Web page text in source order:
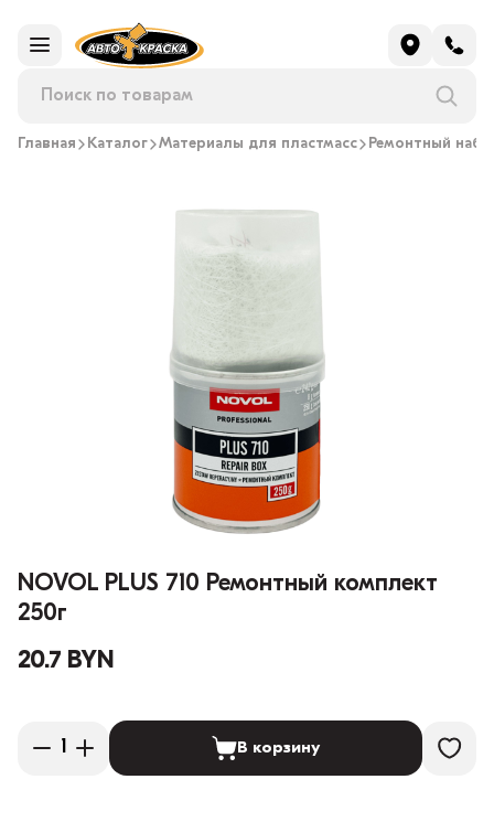
Главная Каталог Материалы для пластмасс Ремонтный
NOVOL PLUS 710 Ремонтный комплект
250г
20.7 BYN
В корзину